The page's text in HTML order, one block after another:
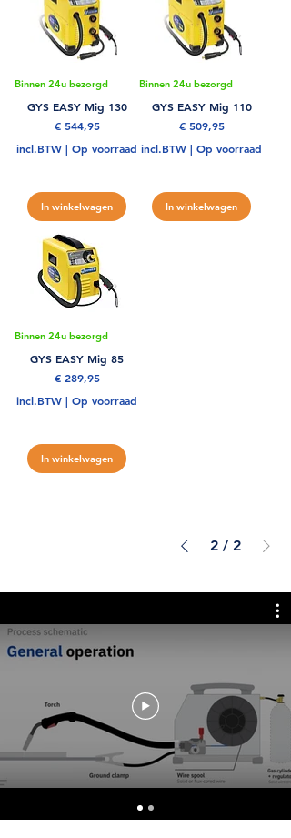
Binnen 24u bezorgd
GYS EASY Mig 130
Prijs
€ 544,95
incl.BTW | Op voorraad
In winkelwagen
Binnen 24u bezorgd
GYS EASY Mig 110
Prijs
€ 509,95
incl.BTW | Op voorraad
In winkelwagen
Binnen 24u bezorgd
GYS EASY Mig 85
Prijs
€ 289,95
incl.BTW | Op voorraad
In winkelwagen
2 / 2